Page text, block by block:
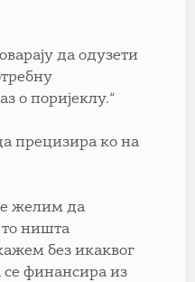
да одузети
о поријеклу.“
прецизира ко на
желим да
ништа
без икаквог
се финансира из